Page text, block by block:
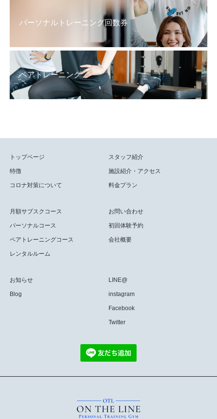
パーソナルトレーニング回数券
ペアトレーニング
トップページ
特徴
コロナ対策について
スタッフ紹介
施設紹介・アクセス
料金プラン
月額サブスクコース
パーソナルコース
ペアトレーニングコース
レンタルルーム
お問い合わせ
初回体験予約
会社概要
お知らせ
Blog
LINE@
instagram
Facebook
Twitter